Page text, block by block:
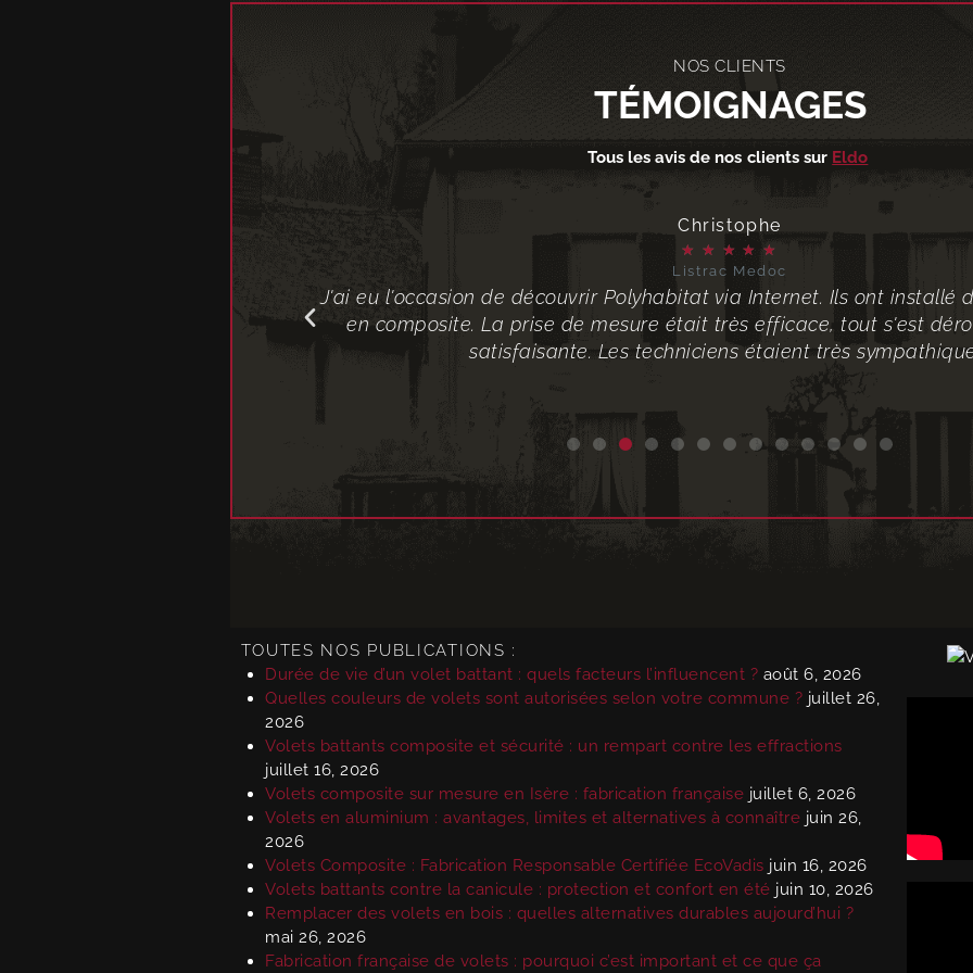
NOS CLIENTS
TÉMOIGNAGES
Tous les avis de nos clients sur Eldo
Christophe
★ ★ ★ ★ ★
Listrac Medoc
J'ai eu l'occasion de découvrir Polyhabitat via Internet. Ils ont installé
en composite. La prise de mesure était très efficace, tout s'est
satisfaisante. Les techniciens étaient très
TOUTES NOS PUBLICATIONS :
Durée de vie d’un volet battant : quels facteurs l’influencent ? août 6, 2026
Quelles couleurs de volets sont autorisées selon votre commune ? juillet 26,
2026
Volets battants composite et sécurité : un rempart contre les effractions
juillet 16, 2026
Volets composite sur mesure en Isère : fabrication française juillet 6, 2026
Volets en aluminium : avantages, limites et alternatives à connaître juin 26,
2026
Volets Composite : Fabrication Responsable Certifiée EcoVadis juin 16, 2026
Volets battants contre la canicule : protection et confort en été juin 10, 2026
Remplacer des volets en bois : quelles alternatives durables aujourd’hui ?
mai 26, 2026
Fabrication française de volets : pourquoi c’est important et ce que ça